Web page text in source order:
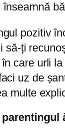
pozitiv
să-ți
care urli
uz de
multe